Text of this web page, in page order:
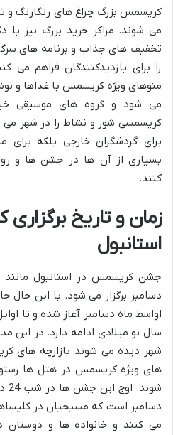
کریسمس بزرگ چراغ های رنگارنگ و
می شوند. مراکز خرید بزرگ نیز
تخفیف های جذاب و برنامه های
را برای بازدیدکنندگان فراهم می
منوهای ویژه کریسمس با غذاها و
می شود و گروه های موسیقی
کریسمسی شور و نشاط را در شهر می
برای گردشگران خارجی بلکه
بسیاری از آن ها در جشن ها و
کنند.
زمان و تاریخ
استانبول
دسامبر برگزار می شود. با این حال
اواسط ماه دسامبر آغاز شده و تا
سال نو میلادی ادامه دارد. در
شهر دیده می شوند بازارچه های
های ویژه کریسمس در هتل ها
دسامبر است که مسیحیان در
می کنند و خانواده ها و